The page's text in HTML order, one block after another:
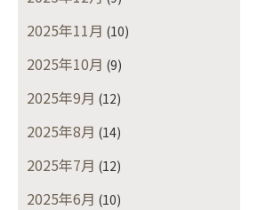
2025年11月 (10)
2025年10月 (9)
2025年9月 (12)
2025年8月 (14)
2025年7月 (12)
2025年6月 (10)